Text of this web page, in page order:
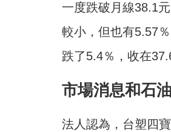
一度跌破月線38.1
較小，但也有5.57
跌了5.4％，收在
市場消息和石
法人認為，台塑四